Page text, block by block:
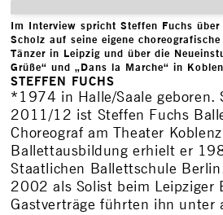
Im Interview spricht Steffen Fuchs
Scholz auf seine eigene
Tänzer in Leipzig und über die
Grüße“ und „Dans la Marche“ in
STEFFEN FUCHS
*1974 in Halle/Saale geboren.
2011/12 ist Steffen Fuchs
Choreograf am Theater
Ballettausbildung erhielt er
Staatlichen Ballettschule
2002 als Solist beim Leipziger
Gastverträge führten ihn unter